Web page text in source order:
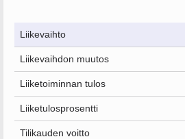
Liikevaihto
Liikevaihdon muutos
Liiketoiminnan tulos
Liiketulosprosentti
Tilikauden voitto